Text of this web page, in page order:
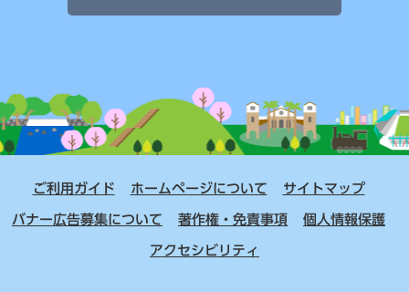
ご利用ガイド ホームページについて サイトマップ
バナー広告募集について 著作権・免責事項 個人情報保護
アクセシビリティ